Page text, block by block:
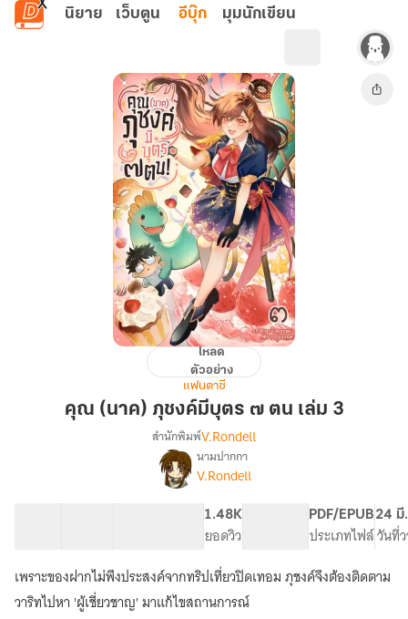
ข้ามไปยังเนื้อหาหลัก
นิยาย เว็บตูน อีบุ๊ก มุมนักเขียน
ภุชงค์
โหลด
ตัวอย่าง
แฟนตาซี
คุณ (นาค) ภุชงค์มีบุตร ๗ ตน เล่ม 3
เรื่อง
คุณ
(นาค)
ภุชงค์
มี
บุตร
๗
ตน
สำนักพิมพ์V.Rondell
นามปากกา
V.Rondell
1.48K
ยอดวิว
PDF/EPUB
ประเภทไฟล์
24 มี
วันที่
เพราะของฝากไม่พึงประสงค์จากทริปเที่ยวปิดเทอม ภุชงค์จึงต้องติดตาม
วาริทไปหา 'ผู้เชี่ยวชาญ' มาแก้ไขสถานการณ์